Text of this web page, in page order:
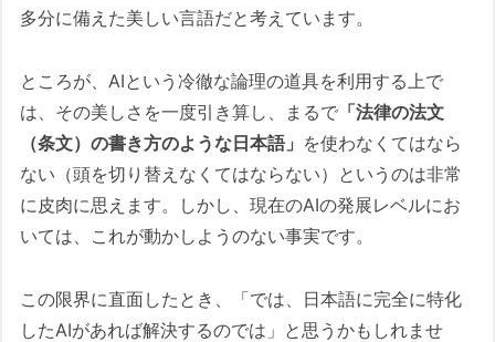
多分に備えた美しい言語だと考えています。
ところが、AIという冷徹な論理の道具を利用する上で
は、その美しさを一度引き算し、まるで 「法律の法文
（条文）の書き方のような日本語」 を使わなくてはなら
ない（頭を切り替えなくてはならない）というのは非常
に皮肉に思えます。しかし、現在のAIの発展レベルにお
いては、これが動かしようのない事実です。
この限界に直面したとき、「では、日本語に完全に特化
したAIがあれば解決するのでは」と思うかもしれませ